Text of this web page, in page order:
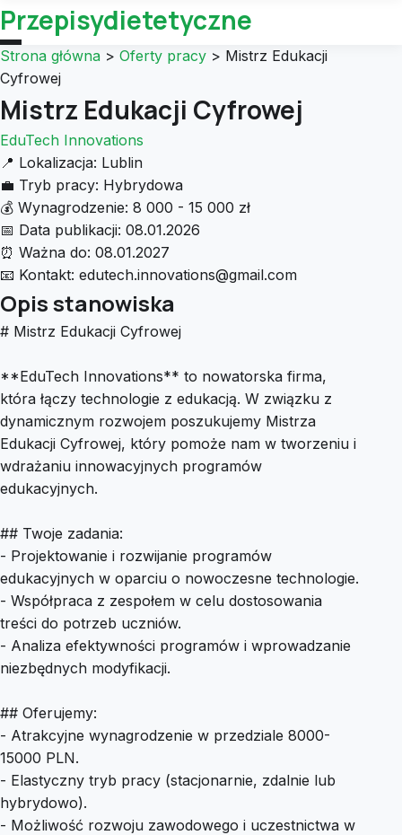
Przepisydietetyczne
Strona główna > Oferty pracy > Mistrz Edukacji
Cyfrowej
Mistrz Edukacji Cyfrowej
EduTech Innovations
📍 Lokalizacja: Lublin
💼 Tryb pracy: Hybrydowa
💰 Wynagrodzenie: 8 000 - 15 000 zł
📅 Data publikacji: 08.01.2026
⏰ Ważna do: 08.01.2027
📧 Kontakt: edutech.innovations@gmail.com
Opis stanowiska
# Mistrz Edukacji Cyfrowej
**EduTech Innovations** to nowatorska firma,
która łączy technologie z edukacją. W związku z
dynamicznym rozwojem poszukujemy Mistrza
Edukacji Cyfrowej, który pomoże nam w tworzeniu i
wdrażaniu innowacyjnych programów
edukacyjnych.
## Twoje zadania:
- Projektowanie i rozwijanie programów
edukacyjnych w oparciu o nowoczesne technologie.
- Współpraca z zespołem w celu dostosowania
treści do potrzeb uczniów.
- Analiza efektywności programów i wprowadzanie
niezbędnych modyfikacji.
## Oferujemy:
- Atrakcyjne wynagrodzenie w przedziale 8000-
15000 PLN.
- Elastyczny tryb pracy (stacjonarnie, zdalnie lub
hybrydowo).
- Możliwość rozwoju zawodowego i uczestnictwa w